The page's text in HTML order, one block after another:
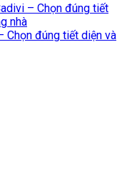
– Chọn đúng tiết
nhà
Chọn đúng tiết diện và